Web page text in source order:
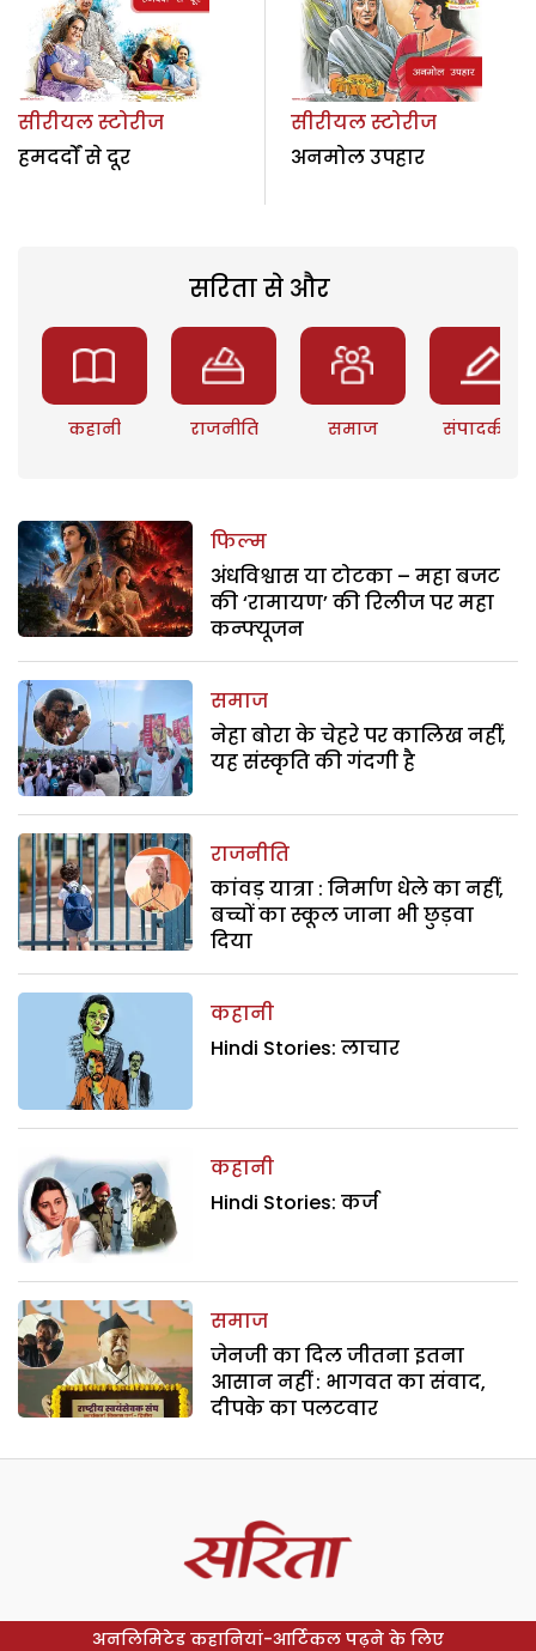
सीरीयल स्टोरीज
हमदर्दों से दूर
सीरीयल स्टोरीज
अनमोल उपहार
सरिता से और
कहानी राजनीति समाज संपादकीय
फिल्म
अंधविश्वास या टोटका – महा बजट
की ‘रामायण’ की रिलीज पर महा
कन्फ्यूजन
समाज
नेहा बोरा के चेहरे पर कालिख नहीं,
यह संस्कृति की गंदगी है
राजनीति
कांवड़ यात्रा : निर्माण धेले का नहीं,
बच्चों का स्कूल जाना भी छुड़वा
दिया
कहानी
Hindi Stories: लाचार
कहानी
Hindi Stories: कर्ज
समाज
जेनजी का दिल जीतना इतना
आसान नहीं : भागवत का संवाद,
दीपके का पलटवार
अनलिमिटेड कहानियां-आर्टिकल पढ़ने के लिए